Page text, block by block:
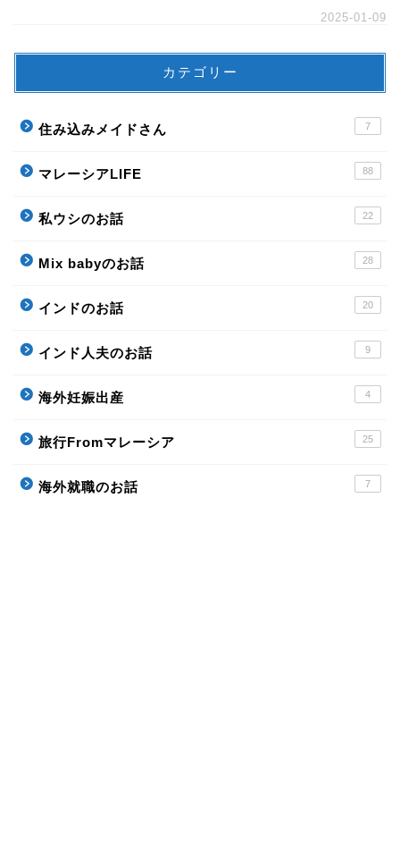
2025-01-09
カテゴリー
住み込みメイドさん 7
マレーシアLIFE 88
私ウシのお話 22
Mix babyのお話 28
インドのお話 20
インド人夫のお話 9
海外妊娠出産 4
旅行Fromマレーシア 25
海外就職のお話 7